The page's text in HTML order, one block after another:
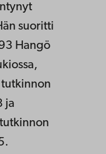
suoritti
Hangö
ja